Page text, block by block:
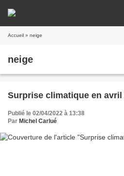
Accueil » neige
neige
Surprise climatique en avril
Publié le 02/04/2022 à 13:38
Par Michel Carlué